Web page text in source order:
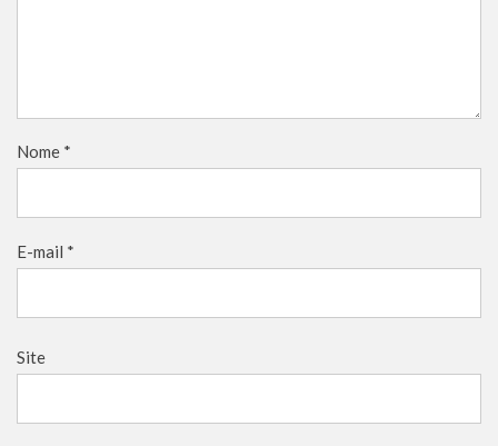
Nome *
E-mail *
Site